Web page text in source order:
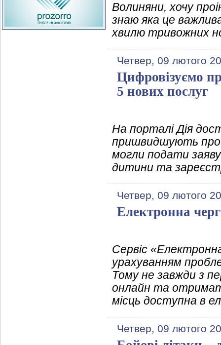
Волиняни, хочу
знаю яка це
хвилю тривожних
Четвер, 09 лютого
Цифровізуємо
5 нових послуг
На порталі Дія
пришвидшують
могли подати
дитини та
Четвер, 09 лютого
Електронна
Сервіс
урахуванням
Тому не завжди з
онлайн та
місць доступна в
Четвер, 09 лютого